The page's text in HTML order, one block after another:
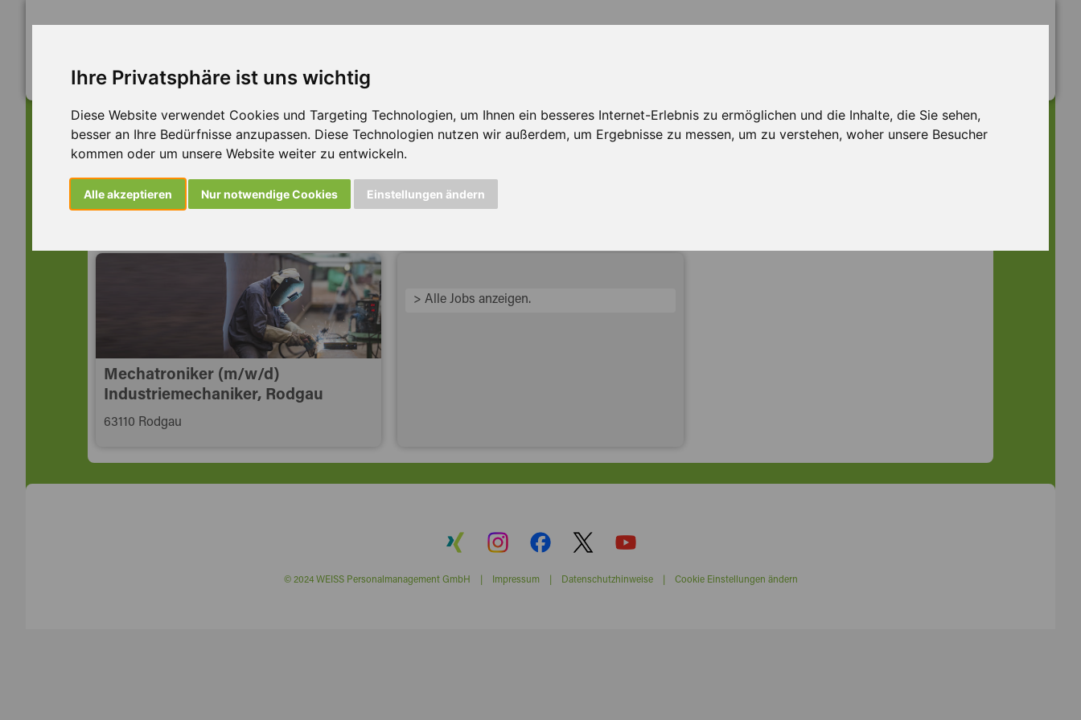
Ihre Privatsphäre ist uns wichtig
Diese Website verwendet Cookies und Targeting Technologien, um Ihnen ein besseres Internet-Erlebnis zu ermöglichen und die Inhalte, die Sie sehen,
besser an Ihre Bedürfnisse anzupassen. Diese Technologien nutzen wir außerdem, um Ergebnisse zu messen, um zu verstehen, woher unsere Besucher
kommen oder um unsere Website weiter zu entwickeln.
Alle akzeptieren Nur notwendige Cookies Einstellungen ändern
Dieser Job ist leider nicht mehr verfügbar ...
... aber vielleicht ist hier etwas dabei:
Mechatroniker (m/w/d)
Industriemechaniker, Rodgau
63110 Rodgau
> Alle Jobs anzeigen.
© 2024 WEISS Personalmanagement GmbH | Impressum| Datenschutzhinweise| Cookie Einstellungen ändern